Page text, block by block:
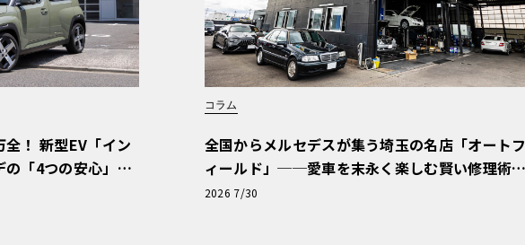
！ 新型EV「イン
「4つの安心」
：Why? Hyunda
コラム
全国からメルセデスが集う埼玉の名店「オートフ
ィールド」──愛車を末永く楽しむ賢い修理術
と、プロがフックス製オイルを選ぶ理由〈PR〉
2026 7/30